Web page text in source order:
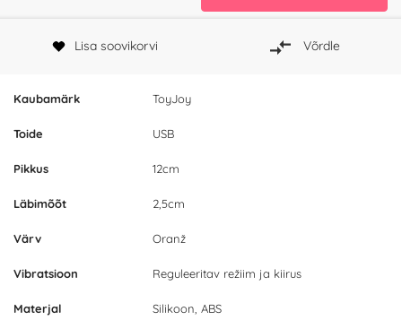
Kaubamärk ToyJoy
Toide USB
Pikkus 12cm
Läbimõõt 2,5cm
Värv Oranž
Vibratsioon Reguleeritav režiim ja kiirus
Materjal Silikoon, ABS
Lisa soovikorvi Võrdle